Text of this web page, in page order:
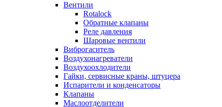
Вентили
Rotalock
Обратные клапаны
Реле давления
Шаровые вентили
Виброгаситель
Воздухонагреватели
Воздухоохлодители
Гайки, сервисные краны, штуцера
Испарители и конденсаторы
Клапаны
Маслоотделители